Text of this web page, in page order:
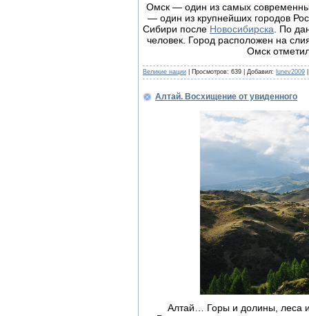
Омск — один из самых
— один из крупнейших городов
Сибири после Новосибирска . По
человек. Город расположен на
Омск
Великие нации | Просмотров: 639 | Добавил: lunev2009
Алтай. Восхищение от увиденного
Алтай… Горы и долины, леса и